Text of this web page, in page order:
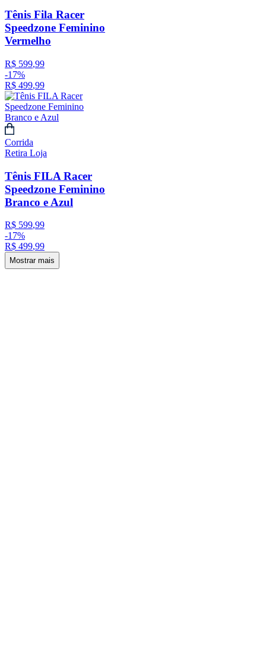
Tênis Fila Racer
Speedzone Feminino
Vermelho
R$ 599,99
-17%
R$ 499,99
Corrida
Retira Loja
Tênis FILA Racer
Speedzone Feminino
Branco e Azul
R$ 599,99
-17%
R$ 499,99
Mostrar mais